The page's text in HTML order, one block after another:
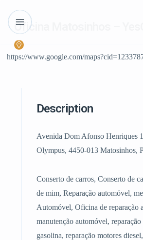
Oficina Matosinhos –
https://www.google.com/
Description
Avenida Dom Afonso Henriques
Olympus, 4450-013 Matosinhos,
Conserto de carros, Conserto de
de mim, Reparação automóvel,
Automóvel, Oficina de reparação
manutenção automóvel, reparação
gasolina, reparação motores